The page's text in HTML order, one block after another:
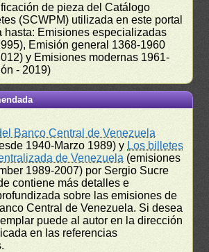
de pieza del Catálogo
(SCWPM) utilizada en este portal
hasta: Emisiones especializadas
Emisión general 1368-1960
y Emisiones modernas 1961-
- 2019)
Banco Central de Venezuela
1940-Marzo 1989) y Los billetes
de Venezuela (emisiones
1989-2007) por Sergio Sucre
contiene más detalles e
sobre las emisiones de
Central de Venezuela. Si desea
puede al autor en la dirección
en las referencias